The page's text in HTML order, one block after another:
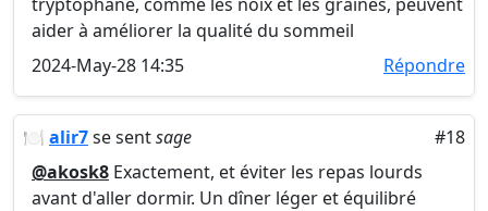
aider à améliorer la qualité du sommeil
2024-May-28 14:35
Répondre
🍽 alir7se sentsage
#18
@akosk8 Exactement, et éviter les repas lourds
avant d'aller dormir. Un dîner léger et équilibré